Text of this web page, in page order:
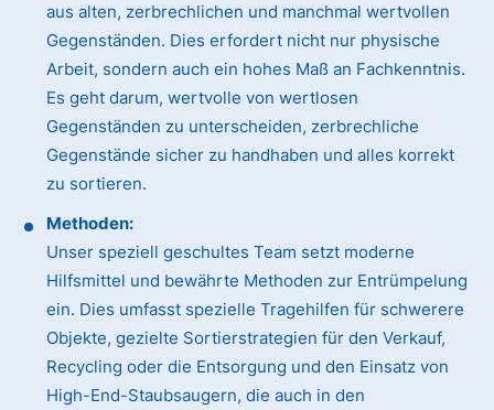
aus alten, zerbrechlichen und manchmal wertvollen
Gegenständen. Dies erfordert nicht nur physische
Arbeit, sondern auch ein hohes Maß an Fachkenntnis.
Es geht darum, wertvolle von wertlosen
Gegenständen zu unterscheiden, zerbrechliche
Gegenstände sicher zu handhaben und alles korrekt
zu sortieren.
Methoden:
Unser speziell geschultes Team setzt moderne
Hilfsmittel und bewährte Methoden zur Entrümpelung
ein. Dies umfasst spezielle Tragehilfen für schwerere
Objekte, gezielte Sortierstrategien für den Verkauf,
Recycling oder die Entsorgung und den Einsatz von
High-End-Staubsaugern, die auch in den